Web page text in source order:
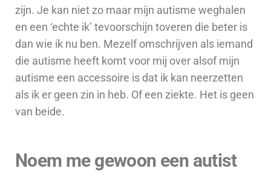
zijn. Je kan niet zo maar mijn autisme weghalen
en een ‘echte ik’ tevoorschijn toveren die beter is
dan wie ik nu ben. Mezelf omschrijven als iemand
die autisme heeft komt voor mij over alsof mijn
autisme een accessoire is dat ik kan neerzetten
als ik er geen zin in heb. Of een ziekte. Het is geen
van beide.
Noem me gewoon een autist